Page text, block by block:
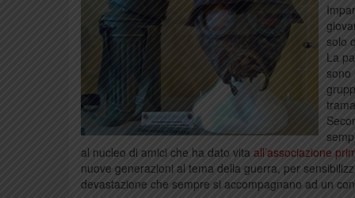
solo
La
sono
al nucleo di amici che ha dato vita all’associazione
nuove generazioni al tema della guerra, per
devastazione che sempre si accompagnano ad un